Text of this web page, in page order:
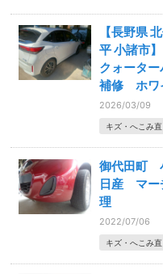
【長野県
平 小諸
クォータ
補修 ホワ
2026/03/09
キズ・へこみ直
御代田町
日産 マー
理
2022/07/06
キズ・へこみ直